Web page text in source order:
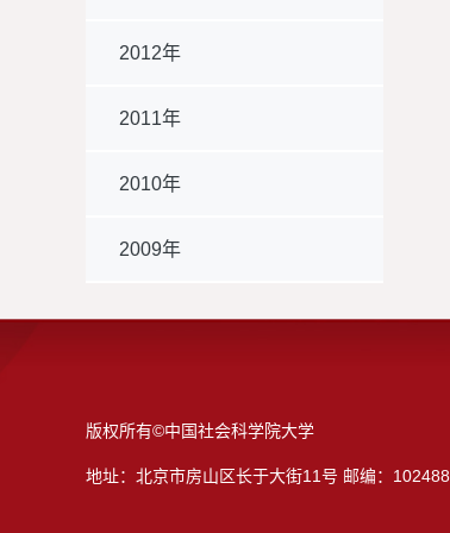
2012年
2011年
2010年
2009年
版权所有©中国社会科学院大学
地址：北京市房山区长于大街11号 邮编：102488